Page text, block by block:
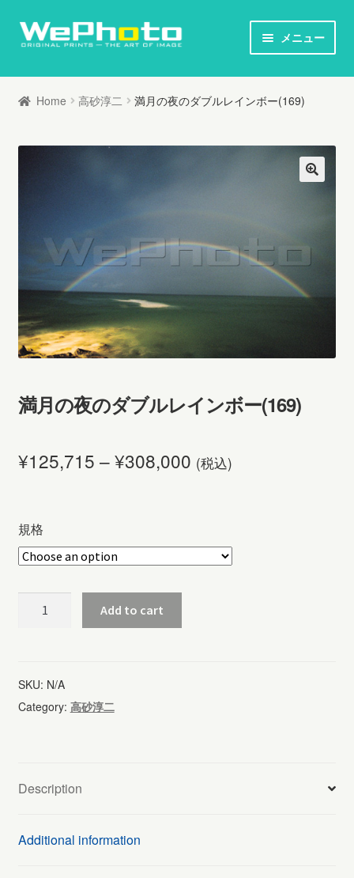
ナ
ゲ
ー
へ
キ
ッ
プ
コ
テ
ン
キ
プ
メニュー
ホーム
お知らせ
オリジナルプリントとは
Home 高砂淳二 満月の夜のダブルレインボー(169)
満月の夜のダブルレインボー(169)
¥125,715 –¥308,000 (税込)
規格
夜
の
ル
イ
Add to cart
SKU: N/A
Category: 高砂淳二
Description
Additional information